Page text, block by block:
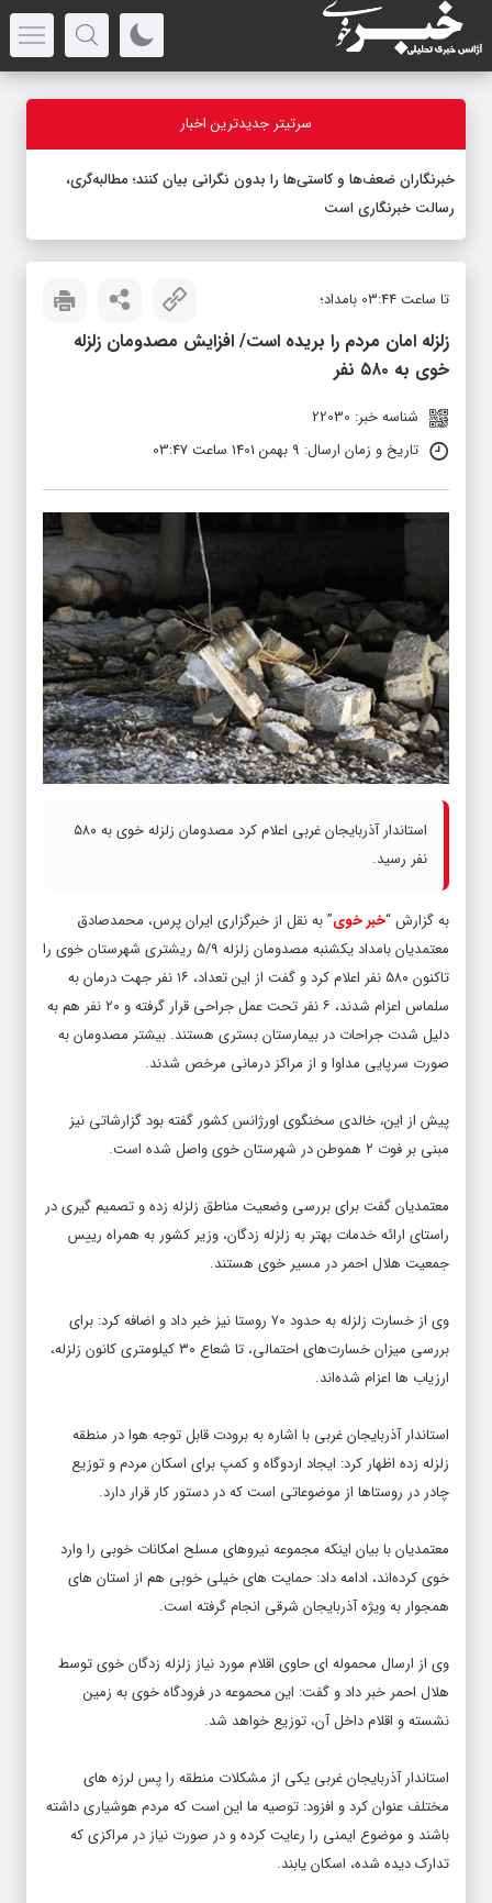
سرتیتر جدیدترین اخبار
خبرنگاران ضعف‌ها و کاستی‌ها را بدون نگرانی بیان کنند؛ مطالبه‌گری،
رسالت خبرنگاری است
تا ساعت 03:44 بامداد؛
زلزله امان مردم را بریده است/ افزایش مصدومان زلزله
خوی به ۵۸۰ نفر
شناسه خبر: 22030
تاریخ و زمان ارسال: 9 بهمن 1401 ساعت 03:47
استاندار آذربایجان غربی اعلام کرد مصدومان زلزله خوی به ۵۸۰
نفر رسید.
به گزارش “خبر خوی” به نقل از خبرگزاری ایران پرس، محمدصادق
معتمدیان بامداد یکشنبه مصدومان زلزله ۵/۹ ریشتری شهرستان خوی را
تاکنون ۵۸۰ نفر اعلام کرد و گفت از این تعداد، ۱۶ نفر جهت درمان به
سلماس اعزام شدند، ۶ نفر تحت عمل جراحی قرار گرفته و ۲۰ نفر هم به
دلیل شدت جراحات در بیمارستان بستری هستند. بیشتر مصدومان به
صورت سرپایی مداوا و از مراکز درمانی مرخص شدند.
پیش از این، خالدی سخنگوی اورژانس کشور گفته بود گزارشاتی نیز
مبنی بر فوت ۲ هموطن در شهرستان خوی واصل شده است.
معتمدیان گفت برای بررسی وضعیت مناطق زلزله زده و تصمیم گیری در
راستای ارائه خدمات بهتر به زلزله زدگان، وزیر کشور به همراه رییس
جمعیت هلال احمر در مسیر خوی هستند.
وی از خسارت زلزله به حدود ۷۰‌ روستا نیز خبر داد و اضافه کرد: برای
بررسی میزان خسارت‌های احتمالی، تا شعاع ۳۰ کیلومتری کانون زلزله،
ارزیاب ها اعزام شده‌اند.
استاندار آذربایجان غربی با اشاره به برودت قابل توجه هوا در منطقه
زلزله زده اظهار کرد: ایجاد اردوگاه و کمپ برای اسکان مردم و توزیع
چادر در روستاها از موضوعاتی است که در دستور کار قرار دارد.
معتمدیان با بیان اینکه مجموعه نیروهای مسلح امکانات خوبی را وارد
خوی کرده‌اند، ادامه داد: حمایت های خیلی خوبی هم از استان های
همجوار به ویژه آذربایجان شرقی انجام گرفته است.
وی از ارسال محموله ای حاوی اقلام مورد نیاز زلزله زدگان خوی توسط
هلال احمر خبر داد و گفت: این محموعه در فرودگاه خوی به زمین
نشسته و اقلام داخل آن، توزیع خواهد شد.
استاندار آذربایجان غربی یکی از مشکلات منطقه را پس لرزه های
مختلف عنوان کرد و افزود: توصیه ما این است که مردم هوشیاری داشته
باشند و موضوع ایمنی را رعایت کرده و در صورت نیاز در مراکزی که
تدارک دیده شده، اسکان یابند.